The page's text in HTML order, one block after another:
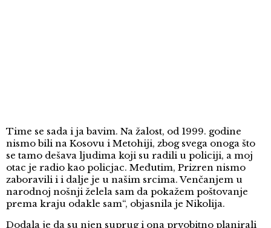
Time se sada i ja bavim. Na žalost, od 1999. godine
nismo bili na Kosovu i Metohiji, zbog svega onoga što
se tamo dešava ljudima koji su radili u policiji, a moj
otac je radio kao policjac. Međutim, Prizren nismo
zaboravili i i dalje je u našim srcima. Venčanjem u
narodnoj nošnji želela sam da pokažem poštovanje
prema kraju odakle sam“, objasnila je Nikolija.
Dodala je da su njen suprug i ona prvobitno planirali